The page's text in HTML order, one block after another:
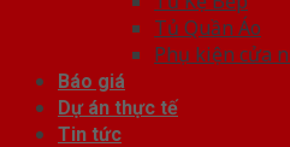
Tủ Quần Áo
Phụ kiện cửa
Báo giá
Dự án thực tế
Tin tức